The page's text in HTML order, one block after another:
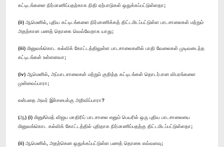
கட்டிடங்களை நிர்மாணிப்பதற்காக நிதி ஏற்பாடுகள் ஒதுக்கப்பட்டுள்ளதா;
(ii) ஆமெனில், புதிய கட்டிடங்களை நிர்மாணிக்கத் திட்டமிடப்பட்டுள்ள பாடசாலைகள் மற்றும்
அதற்கான பணத் தொகை வெவ்வேறாக யாது;
(iii) மினுவங்கொட கல்விக் கோட்டத்திலுள்ள பாடசாலைகளில் பாதி வேலைகள் முடிவடைந்த
கட்டிடங்கள் உள்ளனவா;
(iv) ஆமெனில், அப்பாடசாலைகள் மற்றும் குறித்த கட்டிடங்கள் தொடர்பான விபரங்களை
முன்வைப்பாரா;
என்பதை அவர் இச்சபைக்கு அறிவிப்பாரா?
(ஆ) (i) மினு/மெத் விஜய மாதிரிப் பாடசாலை எனும் பெயரில் ஒரு புதிய பாடசாலையை
மினுவங்கொட கல்விக் கோட்டத்தில் புதிதாக நிர்மாணிப்பதற்கு திட்டமிடப்பட்டுள்ளதா;
(ii) ஆமெனில், அதற்கென ஒதுக்கப்பட்டுள்ள பணத் தொகை எவ்வளவு;